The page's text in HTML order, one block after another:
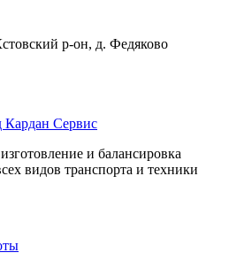
р-он, д. Федяково
и балансировка
видов транспорта и техники